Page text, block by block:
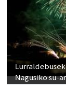
Nagusiko su-